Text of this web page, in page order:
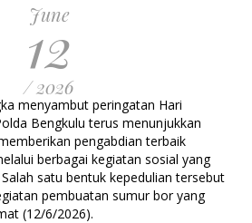
June
12
/ 2026
menyambut peringatan Hari
Bengkulu terus menunjukkan
pengabdian terbaik
berbagai kegiatan sosial yang
satu bentuk kepedulian tersebut
pembuatan sumur bor yang
(12/6/2026).